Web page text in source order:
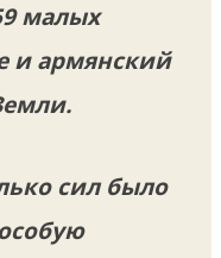
малых
и армянский
сил было